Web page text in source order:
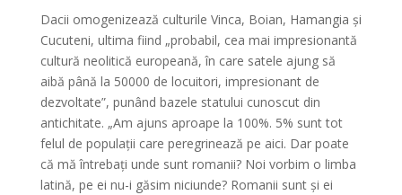
Dacii omogenizează culturile Vinca, Boian, Hamangia și
Cucuteni, ultima fiind „probabil, cea mai impresionantă
cultură neolitică europeană, în care satele ajung să
aibă până la 50000 de locuitori, impresionant de
dezvoltate”, punând bazele statului cunoscut din
antichitate. „Am ajuns aproape la 100%. 5% sunt tot
felul de populații care peregrinează pe aici. Dar poate
că mă întrebați unde sunt romanii? Noi vorbim o limba
latină, pe ei nu-i găsim niciunde? Romanii sunt și ei